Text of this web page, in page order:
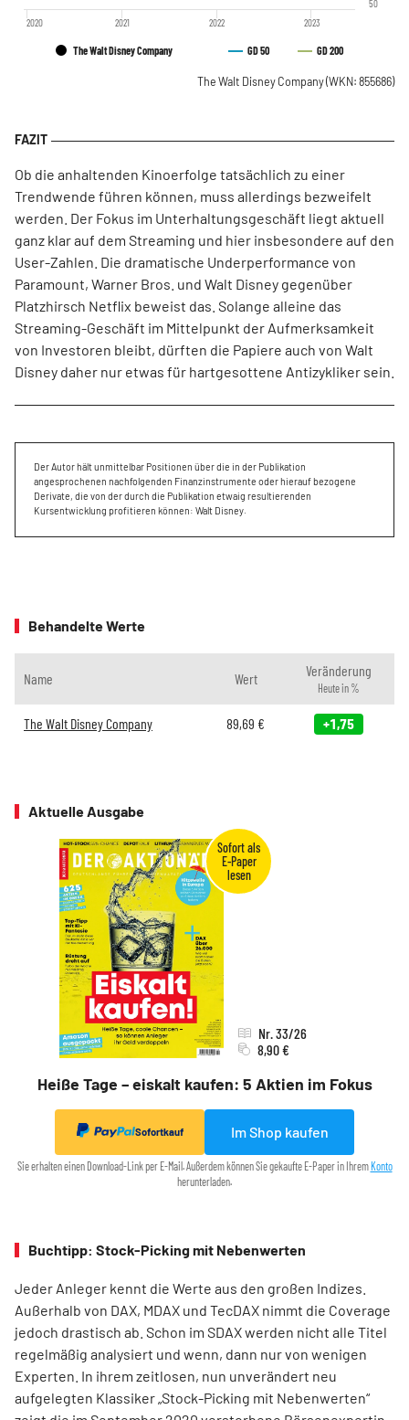
The Walt Disney Company GD 50 GD 200
2020 2021 2022 2023
50
The Walt Disney Company(WKN: 855686)
Ob die anhaltenden Kinoerfolge tatsächlich zu einer
Trendwende führen können, muss allerdings bezweifelt
werden. Der Fokus im Unterhaltungsgeschäft liegt aktuell
ganz klar auf dem Streaming und hier insbesondere auf den
User-Zahlen. Die dramatische Underperformance von
Paramount, Warner Bros. und Walt Disney gegenüber
Platzhirsch Netflix beweist das. Solange alleine das
Streaming-Geschäft im Mittelpunkt der Aufmerksamkeit
von Investoren bleibt, dürften die Papiere auch von Walt
Disney daher nur etwas für hartgesottene Antizykliker sein.
Der Autor hält unmittelbar Positionen über die in der Publikation
angesprochenen nachfolgenden Finanzinstrumente oder hierauf bezogene
Derivate, die von der durch die Publikation etwaig resultierenden
Kursentwicklung profitieren können: Walt Disney.
Behandelte Werte
Name Wert Veränderung
Heute in %
The Walt Disney Company 89,69 € +1,75
Aktuelle Ausgabe
Heiße Tage – eiskalt kaufen: 5 Aktien im Fokus
Nr. 33/26
8,90 €
Sofortkauf Im Shop kaufen
Sie erhalten einen Download-Link per E-Mail. Außerdem können Sie gekaufte E-Paper in Ihrem Konto
herunterladen.
Buchtipp: Stock-Picking mit Nebenwerten
Jeder Anleger kennt die Werte aus den großen Indizes.
Außerhalb von DAX, MDAX und TecDAX nimmt die Coverage
jedoch drastisch ab. Schon im SDAX werden nicht alle Titel
regel­mäßig analysiert und wenn, dann nur von wenigen
Experten. In ihrem zeitlosen, nun unverändert neu
aufgelegten Klassiker „Stock-Picking mit Nebenwerten“